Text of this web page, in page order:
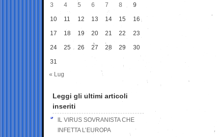
3 4 5 6 7 8 9
10 11 12 13 14 15 16
17 18 19 20 21 22 23
24 25 26 27 28 29 30
31
« Lug
Leggi gli ultimi articoli
inseriti
IL VIRUS SOVRANISTA CHE
INFETTA L’EUROPA